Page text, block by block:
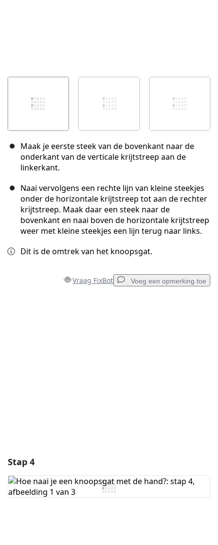
Maak je eerste steek van de bovenkant naar de
onderkant van de verticale krijtstreep aan de
linkerkant.
Naai vervolgens een rechte lijn van kleine steekjes
onder de horizontale krijtstreep tot aan de rechter
krijtstreep. Maak daar een steek naar de
bovenkant en naai boven de horizontale krijtstreep
weer met kleine steekjes een lijn terug naar links.
Dit is de omtrek van het knoopsgat.
Vraag FixBot Voeg een opmerking toe
Stap 4